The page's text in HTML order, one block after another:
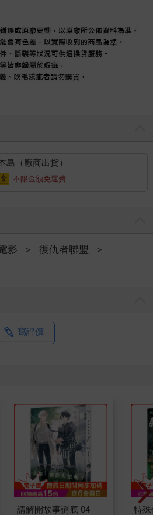
島（廠商出貨）
不限金額免運費
影 ＞ 復仇者聯盟
＞
寫評價
請解開故事謎底 04 特